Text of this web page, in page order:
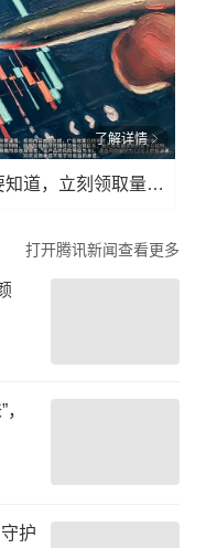
了解详情
注意了!这个选股工具，你一定要知道，立刻领取量化指标!
打开腾讯新闻查看更多
护